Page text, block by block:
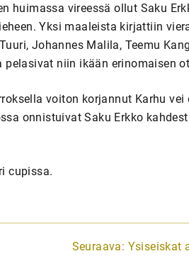
huimassa vireessä ollut Saku
Yksi maaleista kirjattiin
Johannes Malila, Teemu
pelasivat niin ikään erinomaisen
voiton korjannut Karhu
onnistuivat Saku Erkko
cupissa.
Seuraava: Ysiseiskat